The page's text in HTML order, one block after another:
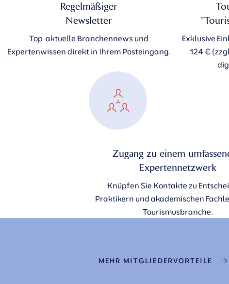
Regelmäßiger
Newsletter
Top-aktuelle Branchennews und
Expertenwissen direkt in Ihrem Posteingang.
Exklusive
124 €
Zugang zu einem
Expertennetzwerk
Knüpfen Sie Kontakte zu
Praktikern und akademischen
Tourismusbranche.
MEHR MITGLIEDERVORTEILE